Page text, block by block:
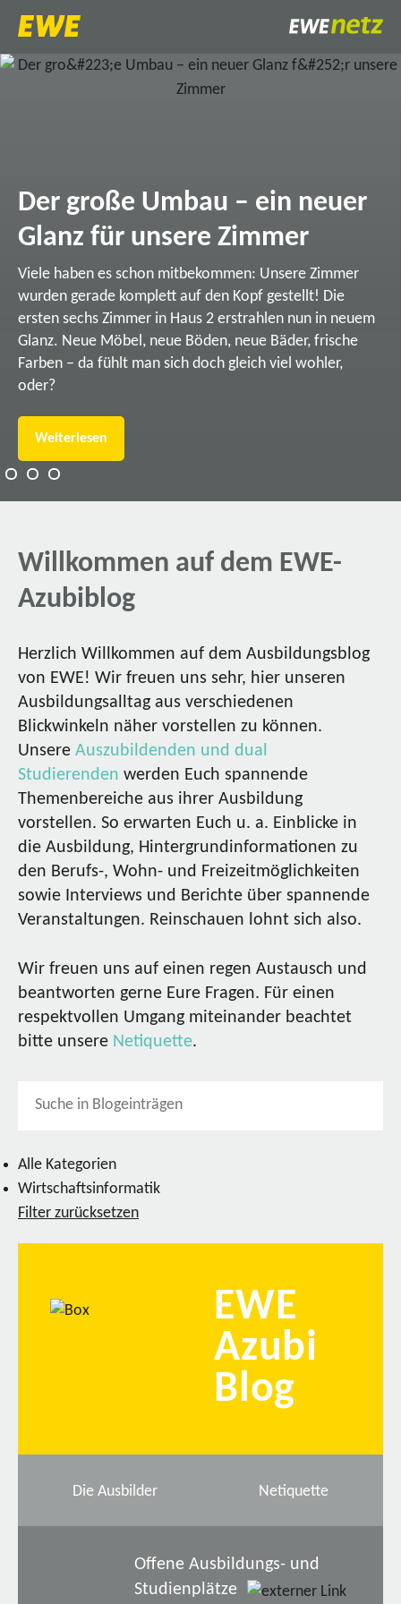
Der große Umbau – ein neuer
Glanz für unsere Zimmer
Viele haben es schon mitbekommen: Unsere Zimmer
wurden gerade komplett auf den Kopf gestellt! Die
ersten sechs Zimmer in Haus 2 erstrahlen nun in neuem
Glanz. Neue Möbel, neue Böden, neue Bäder, frische
Farben – da fühlt man sich doch gleich viel wohler,
oder?
Weiterlesen
Willkommen auf dem EWE-
Azubiblog
Herzlich Willkommen auf dem Ausbildungsblog
von EWE! Wir freuen uns sehr, hier unseren
Ausbildungsalltag aus verschiedenen
Blickwinkeln näher vorstellen zu können.
Unsere Auszubildenden und dual
Studierenden werden Euch spannende
Themenbereiche aus ihrer Ausbildung
vorstellen. So erwarten Euch u. a. Einblicke in
die Ausbildung, Hintergrundinformationen zu
den Berufs-, Wohn- und Freizeitmöglichkeiten
sowie Interviews und Berichte über spannende
Veranstaltungen. Reinschauen lohnt sich also.
Wir freuen uns auf einen regen Austausch und
beantworten gerne Eure Fragen. Für einen
respektvollen Umgang miteinander beachtet
bitte unsere Netiquette.
Alle Kategorien
Wirtschaftsinformatik
Filter zurücksetzen
EWE
Azubi
Blog
Die Ausbilder Netiquette
Offene Ausbildungs- und
Studienplätze